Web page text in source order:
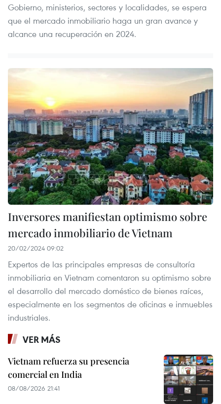
Gobierno, ministerios, sectores y localidades, se espera
que el mercado inmobiliario haga un gran avance y
alcance una recuperación en 2024.
Inversores manifiestan optimismo sobre
mercado inmobiliario de Vietnam
20/02/2024 09:02
Expertos de las principales empresas de consultoría
inmobiliaria en Vietnam comentaron su optimismo sobre
el desarrollo del mercado doméstico de bienes raíces,
especialmente en los segmentos de oficinas e inmuebles
industriales.
VER MÁS
Vietnam refuerza su presencia
comercial en India
08/08/2026 21:41